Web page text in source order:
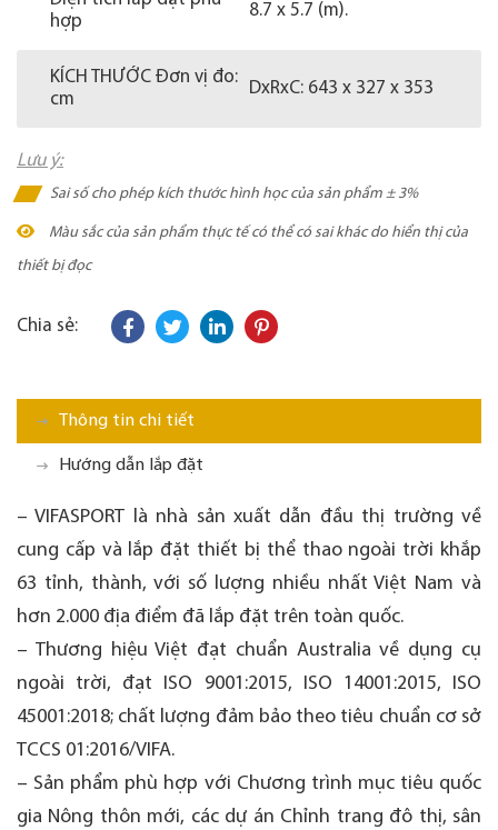
hợp
8.7 x 5.7 (m).
KÍCH THƯỚC Đơn vị đo:
cm
DxRxC: 643 x 327 x 353
Lưu ý:
Sai số cho phép kích thước hình học của sản phẩm ± 3%
Màu sắc của sản phẩm thực tế có thể có sai khác do hiển thị của
thiết bị đọc
Chia sẻ:
Thông tin chi tiết
Hướng dẫn lắp đặt
– VIFASPORT là nhà sản xuất dẫn đầu thị trường về
cung cấp và lắp đặt thiết bị thể thao ngoài trời khắp
63 tỉnh, thành, với số lượng nhiều nhất Việt Nam và
hơn 2.000 địa điểm đã lắp đặt trên toàn quốc.
– Thương hiệu Việt đạt chuẩn Australia về dụng cụ
ngoài trời, đạt ISO 9001:2015, ISO 14001:2015, ISO
45001:2018; chất lượng đảm bảo theo tiêu chuẩn cơ sở
TCCS 01:2016/VIFA.
– Sản phẩm phù hợp với Chương trình mục tiêu quốc
gia Nông thôn mới, các dự án Chỉnh trang đô thị, sân